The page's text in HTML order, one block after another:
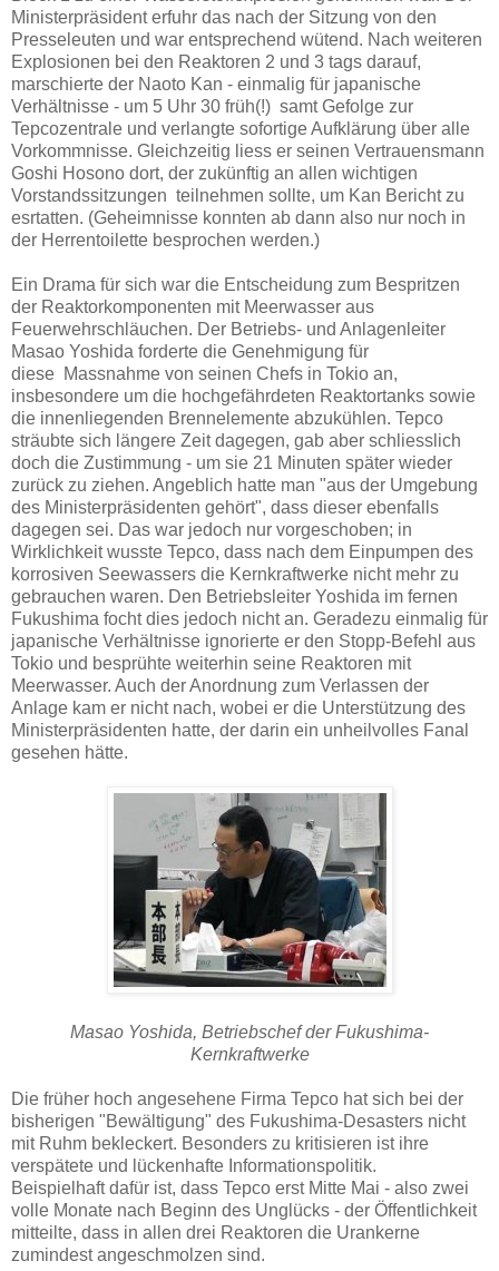
Ministerpräsident erfuhr das nach der Sitzung von den
Presseleuten und war entsprechend wütend. Nach weiteren
Explosionen bei den Reaktoren 2 und 3 tags darauf,
marschierte der Naoto Kan - einmalig für japanische
Verhältnisse - um 5 Uhr 30 früh(!) samt Gefolge zur
Tepcozentrale und verlangte sofortige Aufklärung über alle
Vorkommnisse. Gleichzeitig liess er seinen Vertrauensmann
Goshi Hosono dort, der zukünftig an allen wichtigen
Vorstandssitzungen teilnehmen sollte, um Kan Bericht zu
esrtatten. (Geheimnisse konnten ab dann also nur noch in
der Herrentoilette besprochen werden.)
Ein Drama für sich war die Entscheidung zum Bespritzen
der Reaktorkomponenten mit Meerwasser aus
Feuerwehrschläuchen. Der Betriebs- und Anlagenleiter
Masao Yoshida forderte die Genehmigung für
diese Massnahme von seinen Chefs in Tokio an,
insbesondere um die hochgefährdeten Reaktortanks sowie
die innenliegenden Brennelemente abzukühlen. Tepco
sträubte sich längere Zeit dagegen, gab aber schliesslich
doch die Zustimmung - um sie 21 Minuten später wieder
zurück zu ziehen. Angeblich hatte man "aus der Umgebung
des Ministerpräsidenten gehört", dass dieser ebenfalls
dagegen sei. Das war jedoch nur vorgeschoben; in
Wirklichkeit wusste Tepco, dass nach dem Einpumpen des
korrosiven Seewassers die Kernkraftwerke nicht mehr zu
gebrauchen waren. Den Betriebsleiter Yoshida im fernen
Fukushima focht dies jedoch nicht an. Geradezu einmalig für
japanische Verhältnisse ignorierte er den Stopp-Befehl aus
Tokio und besprühte weiterhin seine Reaktoren mit
Meerwasser. Auch der Anordnung zum Verlassen der
Anlage kam er nicht nach, wobei er die Unterstützung des
Ministerpräsidenten hatte, der darin ein unheilvolles Fanal
gesehen hätte.
Masao Yoshida, Betriebschef der Fukushima-
Kernkraftwerke
Die früher hoch angesehene Firma Tepco hat sich bei der
bisherigen "Bewältigung" des Fukushima-Desasters nicht
mit Ruhm bekleckert. Besonders zu kritisieren ist ihre
verspätete und lückenhafte Informationspolitik.
Beispielhaft dafür ist, dass Tepco erst Mitte Mai - also zwei
volle Monate nach Beginn des Unglücks - der Öffentlichkeit
mitteilte, dass in allen drei Reaktoren die Urankerne
zumindest angeschmolzen sind.